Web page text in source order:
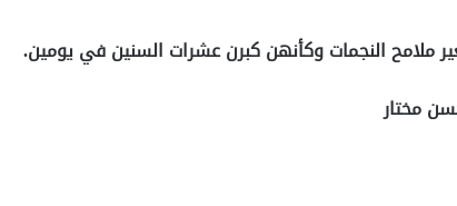
ملامح النجمات وكأنهن كبرن عشرات السنين في يومين.